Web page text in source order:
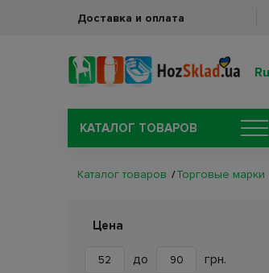
Доставка и оплата
Ru
КАТАЛОГ ТОВАРОВ
Каталог товаров Торговые марки
Цена
до грн.